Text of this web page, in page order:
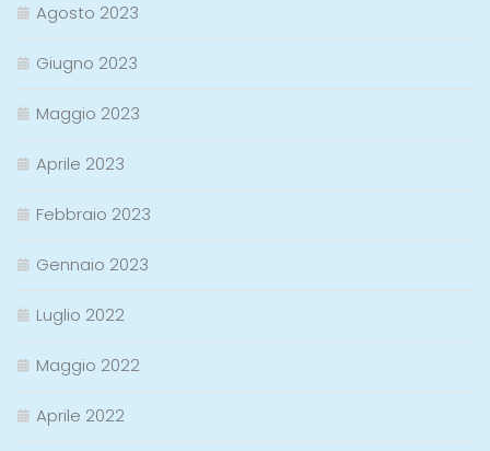
Agosto 2023
Giugno 2023
Maggio 2023
Aprile 2023
Febbraio 2023
Gennaio 2023
Luglio 2022
Maggio 2022
Aprile 2022